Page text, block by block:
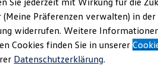
& Behörden
(Meine Präferenzen verwalten) in der
widerrufen. Weitere
Cookies finden Sie in unserer
Datenschutzerklärung.